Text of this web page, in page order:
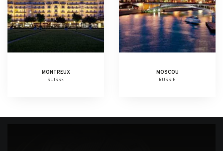
MONTREUX
SUISSE
MOSCOU
RUSSIE